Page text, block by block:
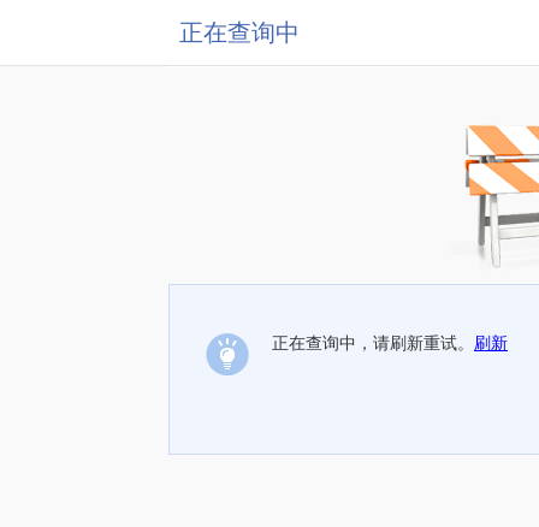
正在查询中
正在查询中，请刷新重试。 刷新